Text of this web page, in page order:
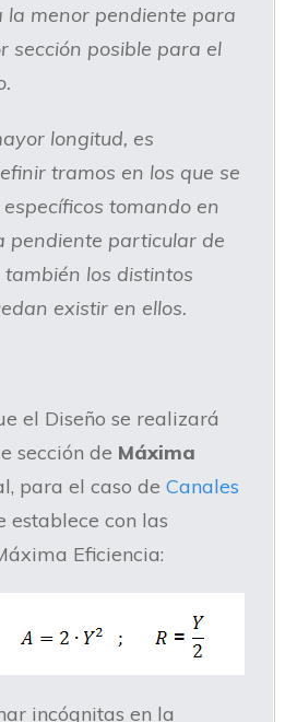
la menor pendiente para
sección posible para el
longitud, es
tramos en los que se
tomando en
pendiente particular de
los distintos
existir en ellos.
el Diseño se realizará
sección de Máxima
para el caso de Canales
establece con las
Eficiencia:
incógnitas en la